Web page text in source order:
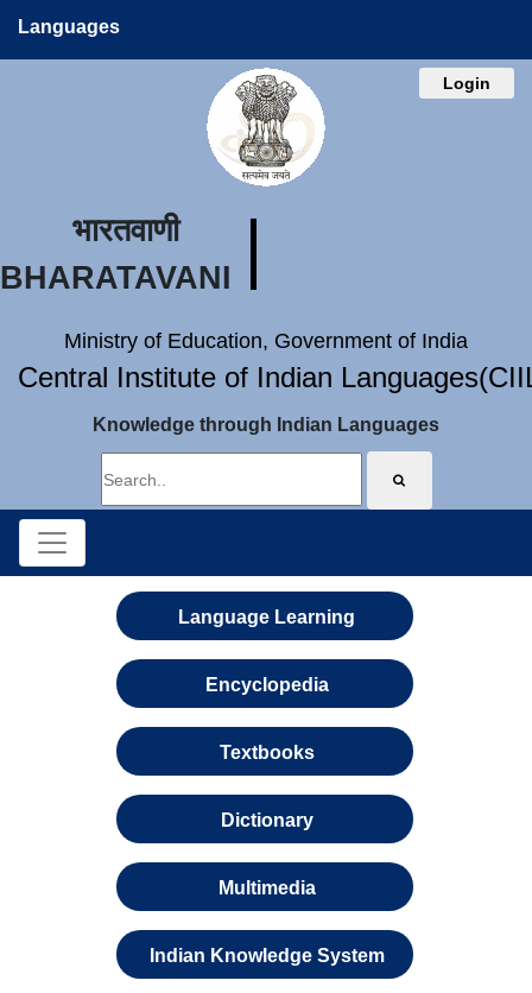
Languages
Login
भारतवाणी
BHARATAVANI
Ministry of Education, Government of India
Central Institute of Indian
Knowledge through Indian Languages
Language Learning
Encyclopedia
Textbooks
Dictionary
Multimedia
Indian Knowledge System